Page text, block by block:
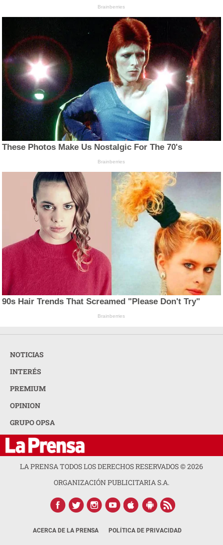
Brainberries
These Photos Make Us Nostalgic For The 70's
Brainberries
90s Hair Trends That Screamed "Please Don't Try"
Brainberries
NOTICIAS
INTERÉS
PREMIUM
OPINION
GRUPO OPSA
LA PRENSA TODOS LOS DERECHOS RESERVADOS ©2026
ORGANIZACIÓN PUBLICITARIA S.A.
ACERCA DE LA PRENSA POLÍTICA DE PRIVACIDAD